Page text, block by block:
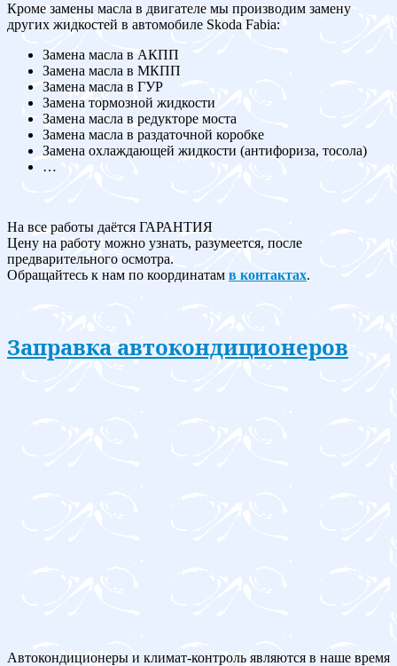
Кроме замены масла в двигателе мы производим замену
других жидкостей в автомобиле Skoda Fabia:
Замена масла в АКПП
Замена масла в МКПП
Замена масла в ГУР
Замена тормозной жидкости
Замена масла в редукторе моста
Замена масла в раздаточной коробке
Замена охлаждающей жидкости (антифориза, тосола)
…
На все работы даётся ГАРАНТИЯ
Цену на работу можно узнать, разумеется, после
предварительного осмотра.
Обращайтесь к нам по координатам в контактах.
Заправка автокондиционеров
Автокондиционеры и климат-контроль являются в наше время